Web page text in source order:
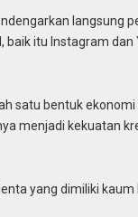
langsung
itu Instagram
satu bentuk
menjadi kekuatan
yang dimiliki kaum